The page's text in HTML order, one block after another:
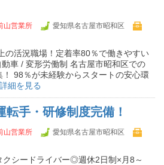
山営業所
愛知県名古屋市昭和区
の活況職場！定着率80％で働きやすい
車 / 変形労働制 名古屋市昭和区での
！ 98％が未経験からスタートの安心環
詳細を見る
転手・研修制度完備！
山営業所
愛知県名古屋市昭和区
クシードライバー◎週休2日制×月8～